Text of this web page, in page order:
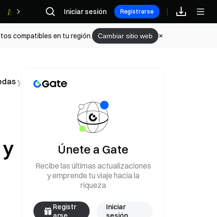
Recompensas
Iniciar sesión Registrarse
compatibles en tu región. Cambiar sitio web
y otros mercados
Únete a Gate
Recibe las últimas actualizaciones
y emprende tu viaje hacia la
riqueza
Registr
Iniciar